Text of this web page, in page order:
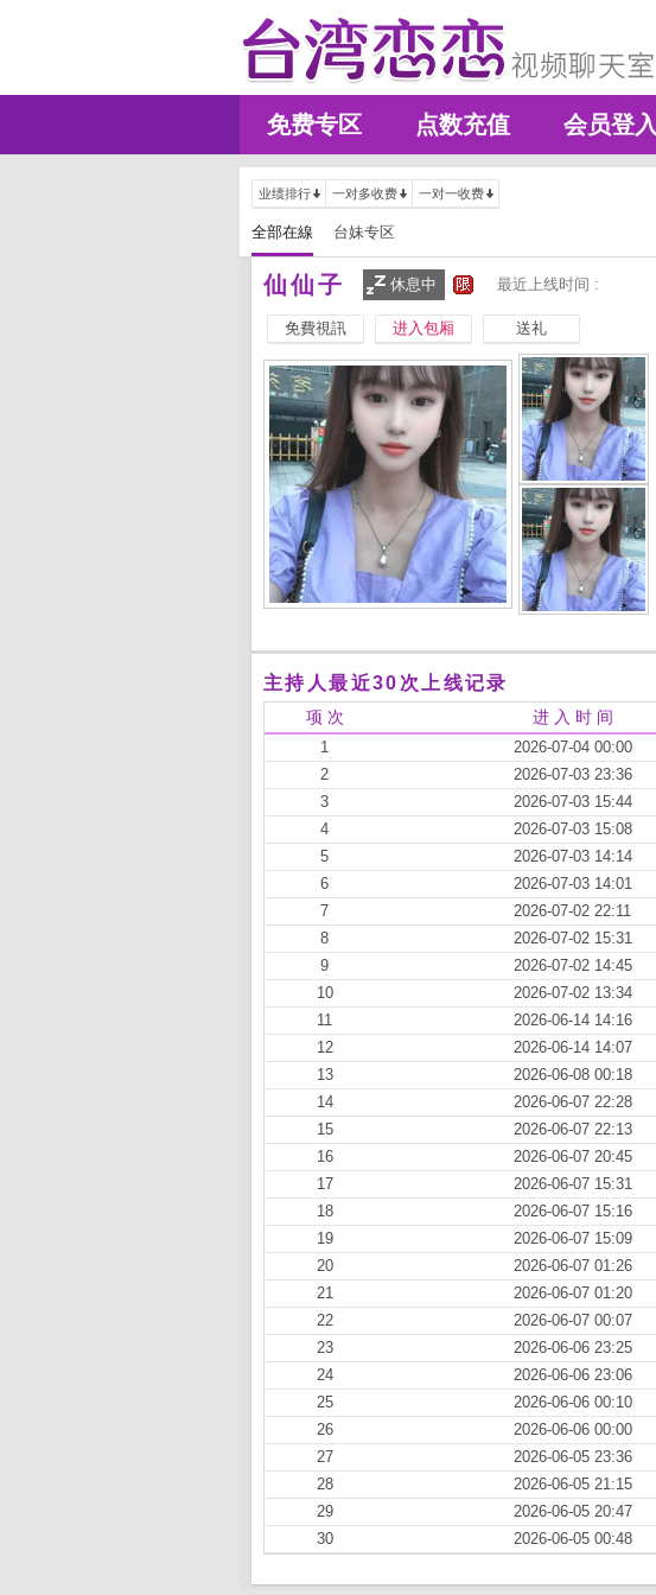
免费专区 点数充值 会员登入
业绩排行 一对多收费 一对一收费
全部在線 台妹专区
仙仙子 休息中 最近上线时间 :
免費視訊 进入包厢 送礼
主持人最近30次上线记录
项 次 进 入 时 间
1 2026-07-04 00:00
2
2026-07-03 23:36
3
2026-07-03 15:44
4
2026-07-03 15:08
5
2026-07-03 14:14
6
2026-07-03 14:01
7
2026-07-02 22:11
8
2026-07-02 15:31
9
2026-07-02 14:45
10
2026-07-02 13:34
11
2026-06-14 14:16
12
2026-06-14 14:07
13
2026-06-08 00:18
14
2026-06-07 22:28
15
2026-06-07 22:13
16
2026-06-07 20:45
17
2026-06-07 15:31
18
2026-06-07 15:16
19
2026-06-07 15:09
20
2026-06-07 01:26
21
2026-06-07 01:20
22
2026-06-07 00:07
23
2026-06-06 23:25
24
2026-06-06 23:06
25
2026-06-06 00:10
26
2026-06-06 00:00
27
2026-06-05 23:36
28
2026-06-05 21:15
29
2026-06-05 20:47
30
2026-06-05 00:48